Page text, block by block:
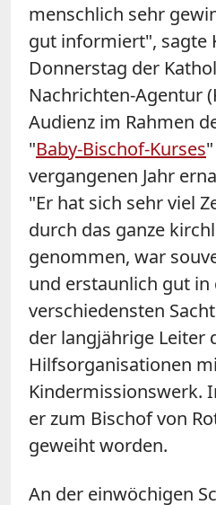
menschlich sehr
gut informiert", sagte
Donnerstag der
Nachrichten-Agentur
Audienz im Rahmen
"Baby-Bischof-Kurses
vergangenen Jahr
"Er hat sich sehr viel
durch das ganze
genommen, war
und erstaunlich gut in
verschiedensten
der langjährige Leiter
Hilfsorganisationen
Kindermissionswerk.
er zum Bischof von
geweiht worden.
An der einwöchigen